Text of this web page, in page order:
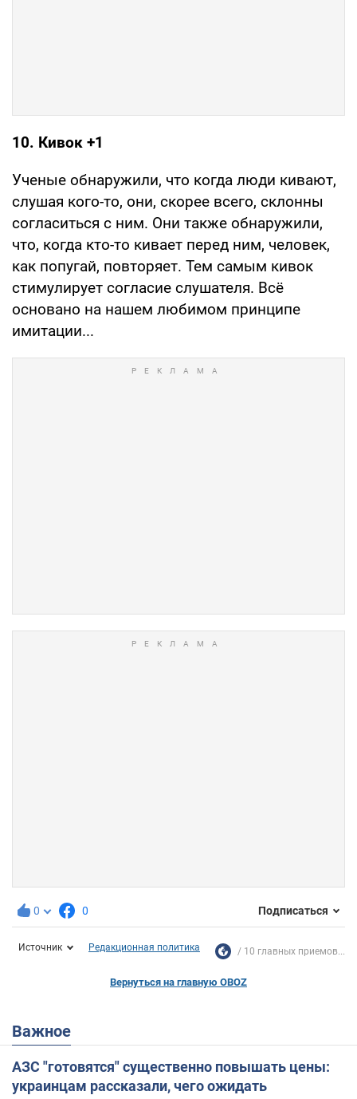
10. Кивок +1
Ученые обнаружили, что когда люди кивают,
слушая кого-то, они, скорее всего, склонны
согласиться с ним. Они также обнаружили,
что, когда кто-то кивает перед ним, человек,
как попугай, повторяет. Тем самым кивок
стимулирует согласие слушателя. Всё
основано на нашем любимом принципе
имитации...
0 0 Подписаться
Источник Редакционная политика 10 главных приемов...
Вернуться на главную OBOZ
Важное
АЗС "готовятся" существенно повышать цены:
украинцам рассказали, чего ожидать